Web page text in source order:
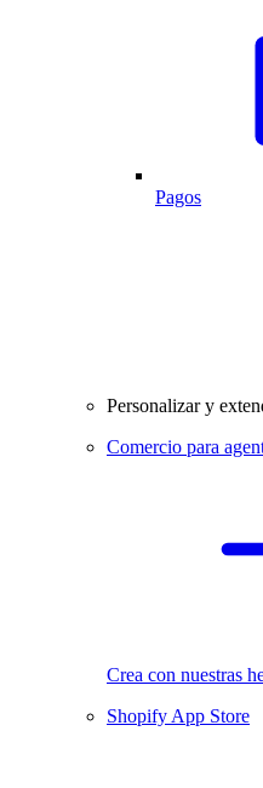
Pagos
Personalizar y
Comercio para
Crea con nuestras
Shopify App Store